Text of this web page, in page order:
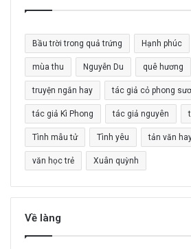
Bầu trời trong quả trứng Hạnh phúc
mùa thu Nguyễn Du quê hương
truyện ngắn hay tác giả cỏ phong
tác giả Kì Phong tác giả nguyên
Tình mẫu tử Tình yêu tản văn
văn học trẻ Xuân quỳnh
Về làng